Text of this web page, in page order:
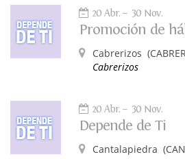
20 Abr. 30 Nov.
Cabrerizos
Cabrerizos
20 Abr. 30 Nov.
Depende de Ti
Cantalapiedra